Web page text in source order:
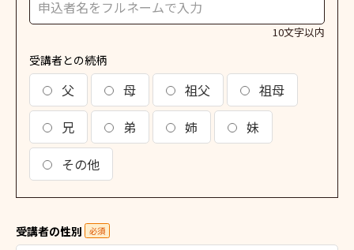
10文字以内
受講者との続柄
父 母 祖父
祖母
兄
弟 姉
妹
その他
受講者の性別 必須